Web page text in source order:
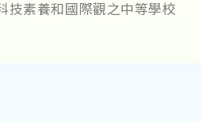
技素養和國際觀之中等學校